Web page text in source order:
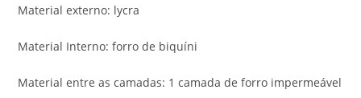
Material externo: lycra
Material Interno: forro de biquíni
Material entre as camadas: 1 camada de forro impermeável